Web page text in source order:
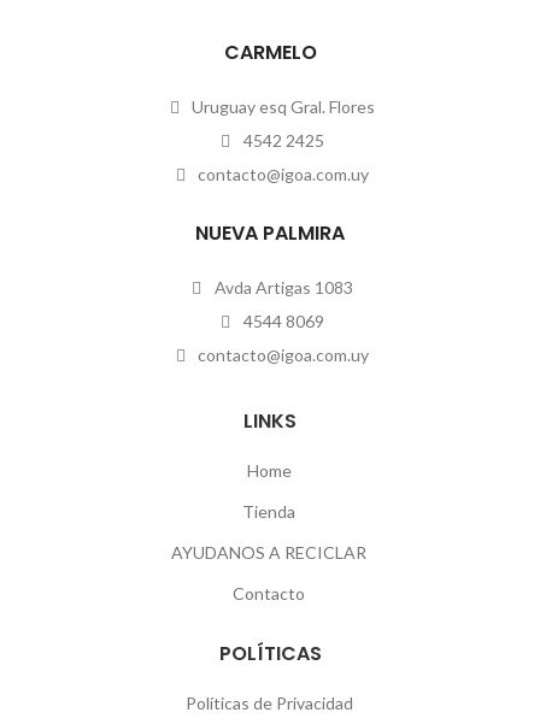
CARMELO
Uruguay esq Gral. Flores
4542 2425
contacto@igoa.com.uy
NUEVA PALMIRA
Avda Artigas 1083
4544 8069
contacto@igoa.com.uy
LINKS
Home
Tienda
AYUDANOS A RECICLAR
Contacto
POLÍTICAS
Políticas de Privacidad